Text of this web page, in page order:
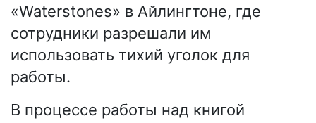
«Waterstones» в Айлингтоне, где
сотрудники разрешали им
использовать тихий уголок для
работы.
В процессе работы над книгой